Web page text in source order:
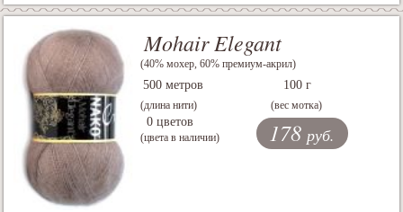
Mohair Elegant
(40% мохер, 60% премиум-акрил)
500 метров
(длина нити)
100 г
(вес мотка)
0 цветов
(цвета в наличии) 178 руб.